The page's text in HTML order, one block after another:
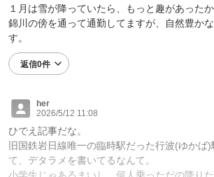
１月は雪が降っていたら、もっと趣があった
錦川の傍を通って通勤してますが、自然豊か
す。
返信0件
her
2026/5/12 11:08
ひでえ記事だな。
旧国鉄岩日線唯一の臨時駅だった行波(ゆかば
て、デタラメを書いてるなんて。